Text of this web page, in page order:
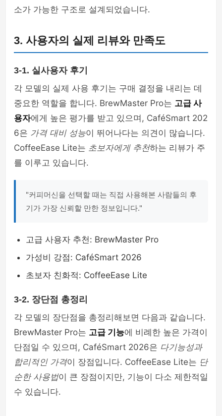
소가 가능한 구조로 설계되었습니다.
3. 사용자의 실제 리뷰와 만족도
3-1. 실사용자 후기
각 모델의 실제 사용 후기는 구매 결정을 내리는 데
중요한 역할을 합니다. BrewMaster Pro는 고급 사
용자에게 높은 평가를 받고 있으며, CaféSmart 202
6은 가격 대비 성능이 뛰어나다는 의견이 많습니다.
CoffeeEase Lite는 초보자에게 추천하는 리뷰가 주
를 이루고 있습니다.
"커피머신을 선택할 때는 직접 사용해본 사람들의 후
기가 가장 신뢰할 만한 정보입니다."
고급 사용자 추천: BrewMaster Pro
가성비 강점: CaféSmart 2026
초보자 친화적: CoffeeEase Lite
3-2. 장단점 총정리
각 모델의 장단점을 총정리해보면 다음과 같습니다.
BrewMaster Pro는 고급 기능에 비례한 높은 가격이
단점일 수 있으며, CaféSmart 2026은 다기능성과
합리적인 가격이 장점입니다. CoffeeEase Lite는 단
순한 사용법이 큰 장점이지만, 기능이 다소 제한적일
수 있습니다.